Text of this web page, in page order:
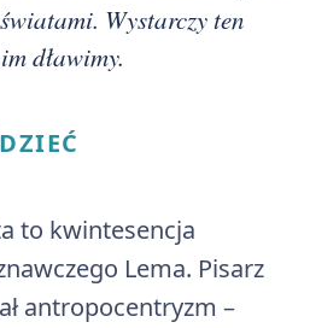
Wystarczy ten
dławimy.
to kwintesencja
Lema. Pisarz
antropocentryzm –